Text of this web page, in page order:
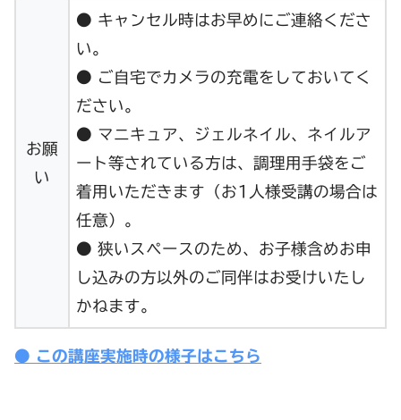
お願
い
● キャンセル時はお早めにご連絡くださ
い。
● ご自宅でカメラの充電をしておいてく
ださい。
● マニキュア、ジェルネイル、ネイルア
ート等されている方は、調理用手袋をご
着用いただきます（お1人様受講の場合は
任意）。
● 狭いスペースのため、お子様含めお申
し込みの方以外のご同伴はお受けいたし
かねます。
● この講座実施時の様子はこちら